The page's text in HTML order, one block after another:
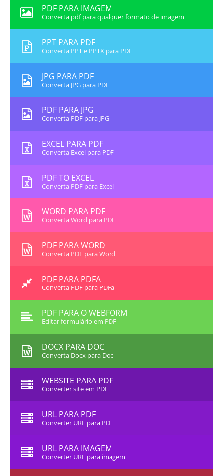
PDF PARA IMAGEM
Converta pdf para qualquer formato de imagem
PPT PARA PDF
Converta PPT e PPTX para PDF
JPG PARA PDF
Converta JPG para PDF
PDF PARA JPG
Converta PDF para JPG
EXCEL PARA PDF
Converta Excel para PDF
PDF TO EXCEL
Converta PDF para Excel
WORD PARA PDF
Converta Word para PDF
PDF PARA WORD
Converta PDF para Word
PDF PARA PDFA
Converta PDF para PDFa
PDF PARA O WEBFORM
Editar formulário em PDF
DOCX PARA DOC
Converta Docx para Doc
WEBSITE PARA PDF
Converter site em PDF
URL PARA PDF
Converter URL para PDF
URL PARA IMAGEM
Converter URL para imagem